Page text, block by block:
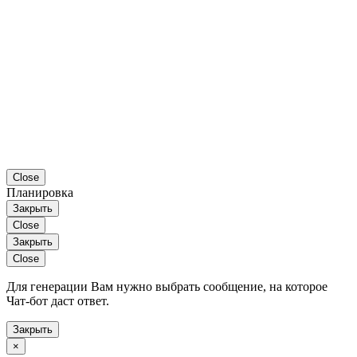
Close
Планировка
Закрыть
Close
Закрыть
Close
Для генерации Вам нужно выбрать сообщение, на которое
Чат-бот даст ответ.
Закрыть
×